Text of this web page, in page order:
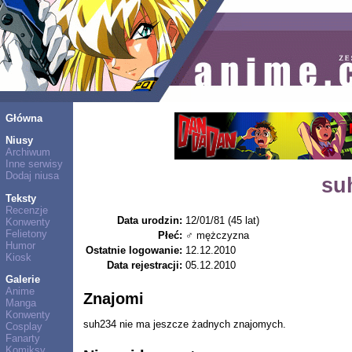
Główna
Niusy
Archiwum
Inne serwisy
Dodaj niusa
Teksty
Recenzje
Konwenty
Felietony
Humor
Kiosk
Galerie
Anime
Manga
Konwenty
Cosplay
Fanarty
Data urodzin: 12/01/81 (45 lat)
Płeć: ♂ mężczyzna
Ostatnie logowanie: 12.12.2010
Data rejestracji: 05.12.2010
Znajomi
suh234 nie ma jeszcze żadnych znajomych.